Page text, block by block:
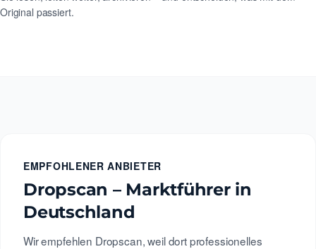
Original passiert.
EMPFOHLENER ANBIETER
Dropscan – Marktführer in
Deutschland
Wir empfehlen Dropscan, weil dort professionelles